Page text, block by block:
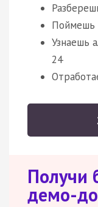
Поймешь
Узнаешь
24
Получи
демо-